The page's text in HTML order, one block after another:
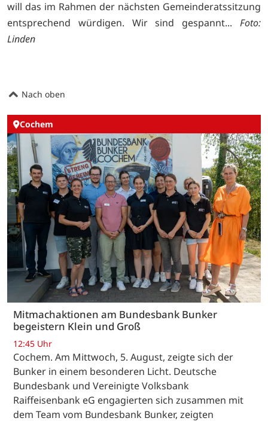
will das im Rahmen der nächsten Gemeinderatssitzung
entsprechend würdigen. Wir sind gespannt... Foto:
Linden
Nach oben
Cochem
Mitmachaktionen am Bundesbank Bunker
begeistern Klein und Groß
12:45 Uhr
Cochem. Am Mittwoch, 5. August, zeigte sich der
Bunker in einem besonderen Licht. Deutsche
Bundesbank und Vereinigte Volksbank
Raiffeisenbank eG engagierten sich zusammen mit
dem Team vom Bundesbank Bunker, zeigten